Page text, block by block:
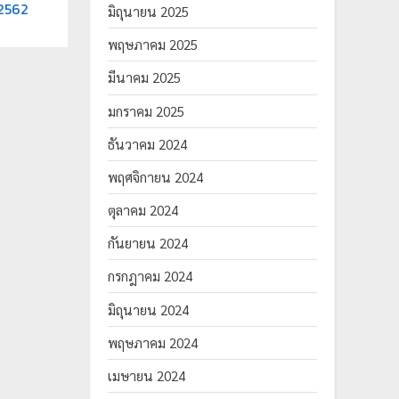
มิถุนายน 2025
พฤษภาคม 2025
มีนาคม 2025
มกราคม 2025
ธันวาคม 2024
พฤศจิกายน 2024
ตุลาคม 2024
กันยายน 2024
กรกฎาคม 2024
มิถุนายน 2024
พฤษภาคม 2024
เมษายน 2024